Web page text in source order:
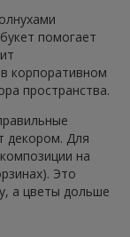
помогает
корпоративном
пространства.
декором. Для
на
Это
а цветы дольше